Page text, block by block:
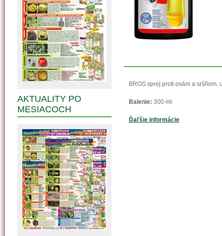
BROS sprej proti osám a
Balenie: 300 ml.
Ďaľšie informácie
AKTUALITY PO
MESIACOCH